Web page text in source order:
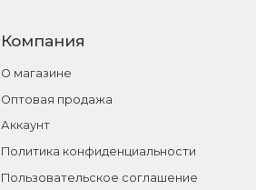
Компания
О магазине
Оптовая продажа
Аккаунт
Политика конфиденциальности
Пользовательское соглашение